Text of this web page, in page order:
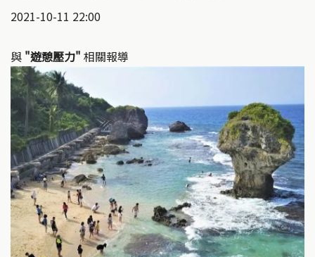
2021-10-11 22:00
與 "遊憩壓力" 相關報導